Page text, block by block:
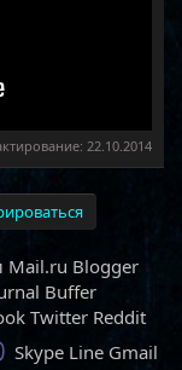
22.10.2014
Mail.ru Blogger
Buffer
Twitter Reddit
Viber
Skype Line Gmail